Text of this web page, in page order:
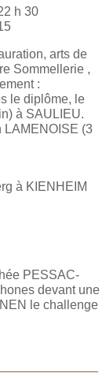
h 30
arts de
Sommellerie ,
:
le diplôme, le
à SAULIEU.
LAMENOISE (3
à KIENHEIM
PESSAC-
devant une
le challenge